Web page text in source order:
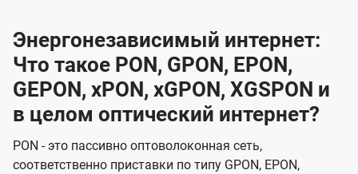
Энергонезависимый интернет:
Что такое PON, GPON, EPON,
GEPON, xPON, xGPON, XGSPON и
в целом оптический интернет?
PON - это пассивно оптоволоконная сеть,
соответственно приставки по типу GPON, EPON,